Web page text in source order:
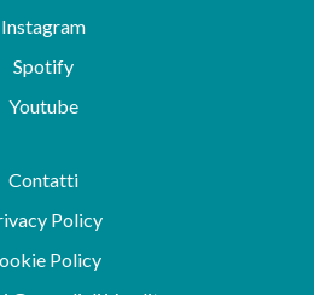
Instagram
Spotify
Youtube
Contatti
Policy
Policy